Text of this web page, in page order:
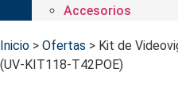
Accesorios
Inicio > Ofertas > Kit de
(UV-KIT118-T42POE)